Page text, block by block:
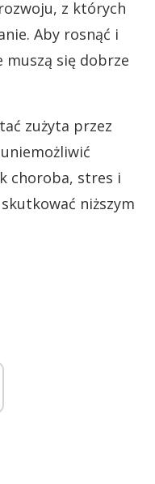
z których
Aby rosnąć i
muszą się dobrze
zużyta przez
choroba, stres i
niższym